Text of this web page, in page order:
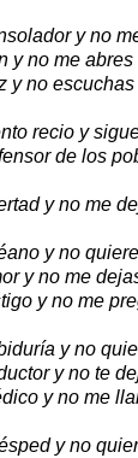
y no
y no me abres
y no
recio y
de los
y no me
y no
y no me
y no me
y no
y no te
y no me
y no